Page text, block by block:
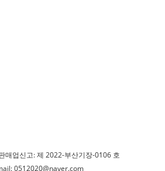
매업신고: 제 2022-부산기장-0106 호
0512020@naver.com